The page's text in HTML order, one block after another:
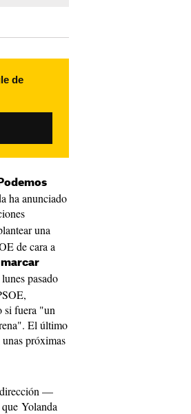
de
ha anunciado
una
de cara a
marcar
pasado
si fuera "un
El último
próximas
dirección —
Yolanda